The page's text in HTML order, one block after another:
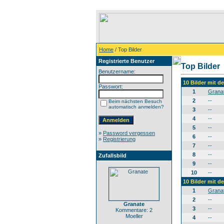
Home / Top Bilder
Registrierte Benutzer
Benutzername:
Passwort:
Beim nächsten Besuch
automatisch anmelden?
» Password vergessen
» Registrierung
Zufallsbild
Granate
Kommentare: 2
Moeller
Top Bilder
10 Bilder mit
1
2
--
3
--
4
--
5
--
6
--
7
--
8
--
9
--
10
--
10 Bilder mit
1
2
--
3
--
4
--